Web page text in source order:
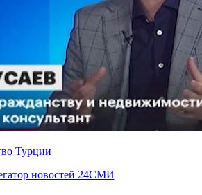
Турции
новостей 24СМИ